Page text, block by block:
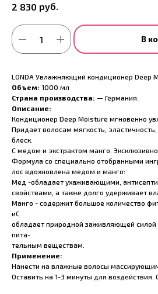
2 830 руб.
В
LONDA Увлажняющий кондиционер Deep
Объем: 1000 мл
Страна производства: — Германия.
Описание:
Кондиционер Deep Moisture мгновенно
Придает волосам мягкость,
блеск.
С медом и экстрактом манго.
Формула со специально отобранными
лос вдохновлена медом и манго:
Мед -обладает ухаживающими,
свойствами, а также долго удерживает
Манго - содержит большое количество
иС
обладает природной заживляющей
пита-
тельным веществам.
Применение:
Нанести на влажные волосы
Оставить на 1-3 минуты для воздействия.